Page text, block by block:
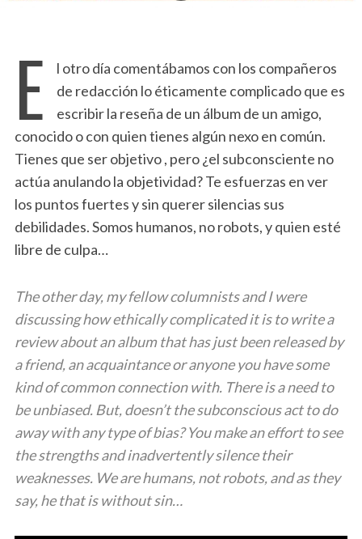
E
l otro día comentábamos con los compañeros
de redacción lo éticamente complicado que es
escribir la reseña de un álbum de un amigo,
conocido o con quien tienes algún nexo en común.
Tienes que ser objetivo , pero ¿el subconsciente no
actúa anulando la objetividad? Te esfuerzas en ver
los puntos fuertes y sin querer silencias sus
debilidades. Somos humanos, no robots, y quien esté
libre de culpa…
The other day, my fellow columnists and I were
discussing how ethically complicated it is to write a
review about an album that has just been released by
a friend, an acquaintance or anyone you have some
kind of common connection with. There is a need to
be unbiased. But, doesn’t the subconscious act to do
away with any type of bias? You make an effort to see
the strengths and inadvertently silence their
weaknesses. We are humans, not robots, and as they
say, he that is without sin…